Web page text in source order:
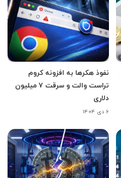
نفوذ هکرها به افزونه کروم
تراست والت و سرقت ۷ میلیون
دلاری
۶ دی ۱۴۰۴